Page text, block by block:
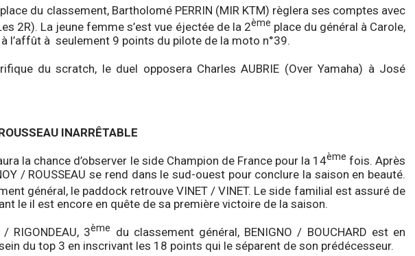
place du classement, Bartholomé PERRIN (MIR KTM) règlera ses comptes avec
2R). La jeune femme s’est vue éjectée de la 2ème place du général à Carole,
l’affût à seulement 9 points du pilote de la moto n°39.
du scratch, le duel opposera Charles AUBRIE (Over Yamaha) à José
INARRÊTABLE
la chance d’observer le side Champion de France pour la 14ème fois. Après
/ ROUSSEAU se rend dans le sud-ouest pour conclure la saison en beauté.
général, le paddock retrouve VINET / VINET. Le side familial est assuré de
le il est encore en quête de sa première victoire de la saison.
/ RIGONDEAU, 3ème
du classement général, BENIGNO / BOUCHARD est en
du top 3 en inscrivant les 18 points qui le séparent de son prédécesseur.